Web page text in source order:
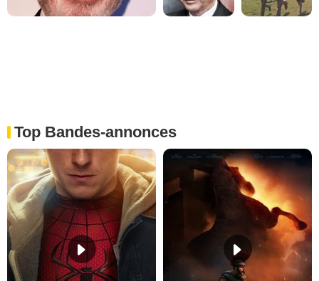
Top Bandes-annonces